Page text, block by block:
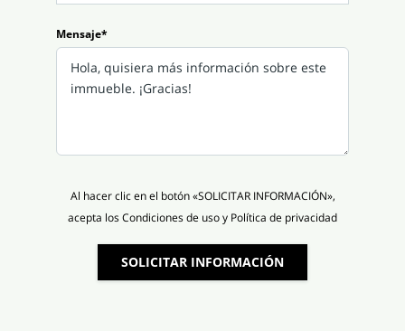
Mensaje*
Al hacer clic en el botón «SOLICITAR INFORMACIÓN»,
acepta los Condiciones de uso y Política de privacidad
SOLICITAR INFORMACIÓN